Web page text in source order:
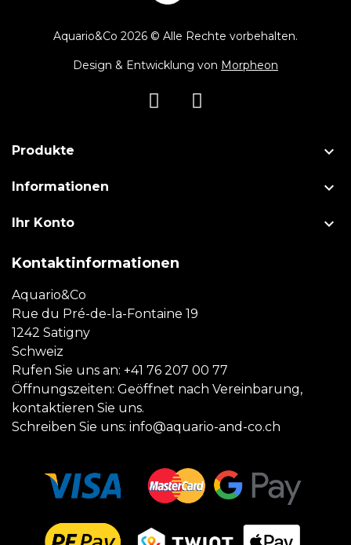
Aquario&Co 2026 © Alle Rechte vorbehalten.
Design & Entwicklung von Morpheon
Produkte 
Informationen 
Ihr Konto 
Kontaktinformationen
Aquario&Co
Rue du Pré-de-la-Fontaine 19
1242 Satigny
Schweiz
Rufen Sie uns an: +41 76 207 00 77
Öffnungszeiten: Geöffnet nach Vereinbarung,
kontaktieren Sie uns.
Schreiben Sie uns: info@aquario-and-co.ch